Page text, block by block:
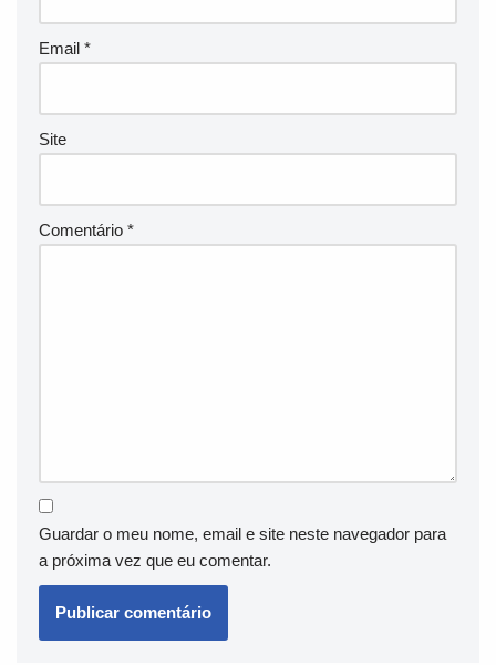
Email *
Site
Comentário *
Guardar o meu nome, email e site neste navegador para
a próxima vez que eu comentar.